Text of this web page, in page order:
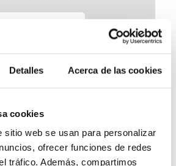
Detalles Acerca de las cookies
cookies
sitio web se usan para personalizar
ofrecer funciones de redes
tráfico. Además, compartimos